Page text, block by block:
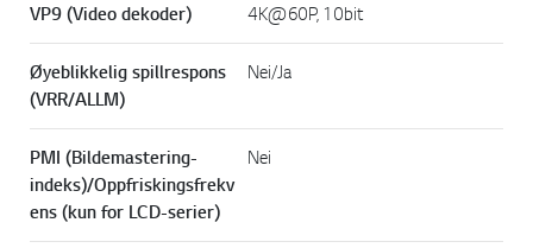
VP9 (Video dekoder) 4K@60P, 10bit
Øyeblikkelig spillrespons
(VRR/ALLM)
Nei/Ja
PMI (Bildemastering-
indeks)/Oppfriskingsfrekv
ens (kun for LCD-serier)
Nei